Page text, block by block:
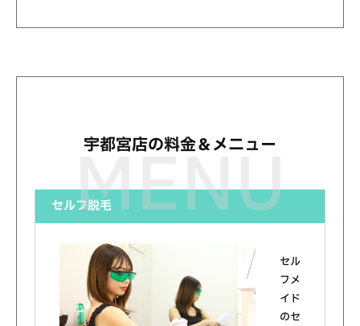
宇都宮店の料金＆メニュー
セルフ脱毛
セル
フメ
イド
のセ